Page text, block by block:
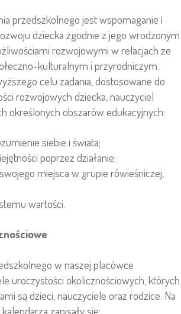
przedszkolnego jest wspomaganie i
dziecka zgodnie z jego wrodzonym
rozwojowymi w relacjach ze
kulturalnym i przyrodniczym.
celu zadania, dostosowane do
rozwojowych dziecka, nauczyciel
określonych obszarów edukacyjnych:
siebie i świata;
poprzez działanie;
miejsca w grupie rówieśniczej,
wartości.
w naszej placówce
uroczystości okolicznościowych, których
są dzieci, nauczyciele oraz rodzice. Na
zapisały się: